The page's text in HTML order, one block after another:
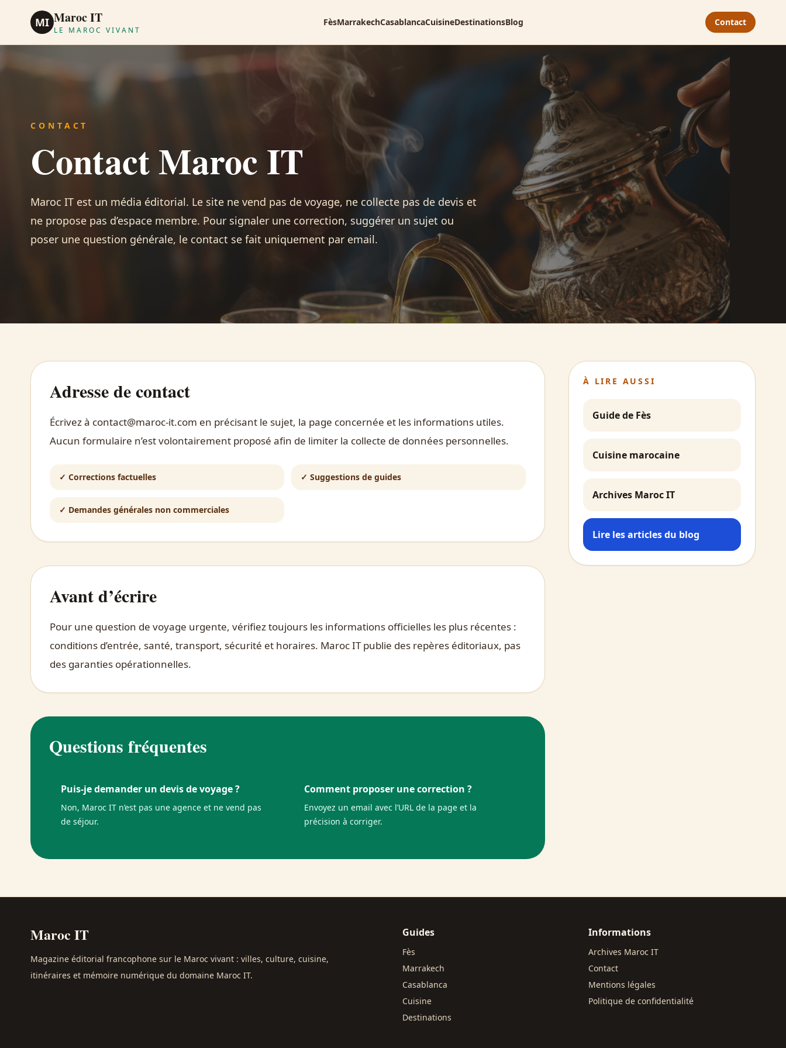
MI Maroc IT
LE MAROC VIVANT
FèsMarrakechCasablancaCuisineDestinationsBlog Contact
CONTACT
Contact Maroc IT
Maroc IT est un média éditorial. Le site ne vend pas de voyage, ne collecte pas de devis et
ne propose pas d’espace membre. Pour signaler une correction, suggérer un sujet ou
poser une question générale, le contact se fait uniquement par email.
Adresse de contact
Écrivez à contact@maroc-it.com en précisant le sujet, la page concernée et les informations utiles.
Aucun formulaire n’est volontairement proposé afin de limiter la collecte de données personnelles.
✓ Corrections factuelles ✓ Suggestions de guides
✓ Demandes générales non commerciales
Avant d’écrire
Pour une question de voyage urgente, vérifiez toujours les informations officielles les plus récentes :
conditions d’entrée, santé, transport, sécurité et horaires. Maroc IT publie des repères éditoriaux, pas
des garanties opérationnelles.
Questions fréquentes
Puis-je demander un devis de voyage ?
Non, Maroc IT n’est pas une agence et ne vend pas
de séjour.
Comment proposer une correction ?
Envoyez un email avec l’URL de la page et la
précision à corriger.
À LIRE AUSSI
Guide de Fès
Cuisine marocaine
Archives Maroc IT
Lire les articles du blog
Maroc IT
Magazine éditorial francophone sur le Maroc vivant : villes, culture, cuisine,
itinéraires et mémoire numérique du domaine Maroc IT.
Guides
Fès
Marrakech
Casablanca
Cuisine
Destinations
Informations
Archives Maroc IT
Contact
Mentions légales
Politique de confidentialité